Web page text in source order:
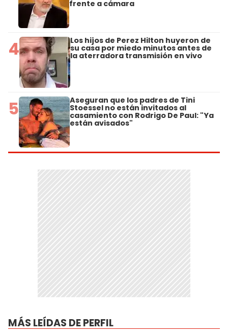
frente a cámara
4 Los hijos de Perez Hilton huyeron de
su casa por miedo minutos antes de
la aterradora transmisión en vivo
5 Aseguran que los padres de Tini
Stoessel no están invitados al
casamiento con Rodrigo De Paul: "Ya
están avisados"
MÁS LEÍDAS DE PERFIL